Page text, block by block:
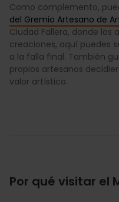
Como complemento,
del Gremio Artesano de
Ciudad Fallera, donde los
creaciones, aquí puedes
a la falla final. También
propios artesanos
valor artístico.
Por qué visitar el